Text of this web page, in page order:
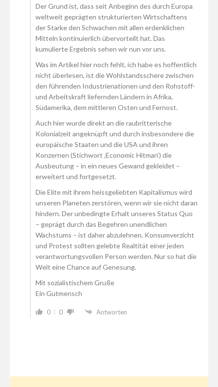
Der Grund ist, dass seit Anbeginn des durch Europa
weltweit geprägten strukturierten Wirtschaftens
der Starke den Schwachen mit allen erdenklichen
Mitteln kontinuierlich übervorteilt hat. Das
kumulierte Ergebnis sehen wir nun vor uns.
Was im Artikel hier noch fehlt, ich habe es hoffentlich
nicht überlesen, ist die Wohlstandsschere zwischen
den führenden Industrienationen und den Rohstoff-
und Arbeitskraft liefernden Ländern in Afrika,
Südamerika, dem mittleren Osten und Fernost.
Auch hier wurde direkt an die raubritterische
Kolonialzeit angeknüpft und durch insbesondere die
europäische Staaten und die USA und ihren
Konzernen (Stichwort ‚Economic Hitman‘) die
Ausbeutung – in ein neues Gewand gekleidet –
erweitert und fortgesetzt.
Die Elite mit ihrem heissgeliebten Kapitalismus wird
unseren Planeten zerstören, wenn wir sie nicht daran
hindern. Der unbedingte Erhalt unseres Status Quo
– geprägt durch das Begehren unendlichen
Wachstums – ist daher abzulehnen. Konsumverzicht
und Protest sollten gelebte Realtität einer jeden
verantwortungsvollen Person werden. Nur so hat die
Welt eine Chance auf Genesung.
Mit sozialistischem Gruße
Ein Gutmensch
0 0 Antworten